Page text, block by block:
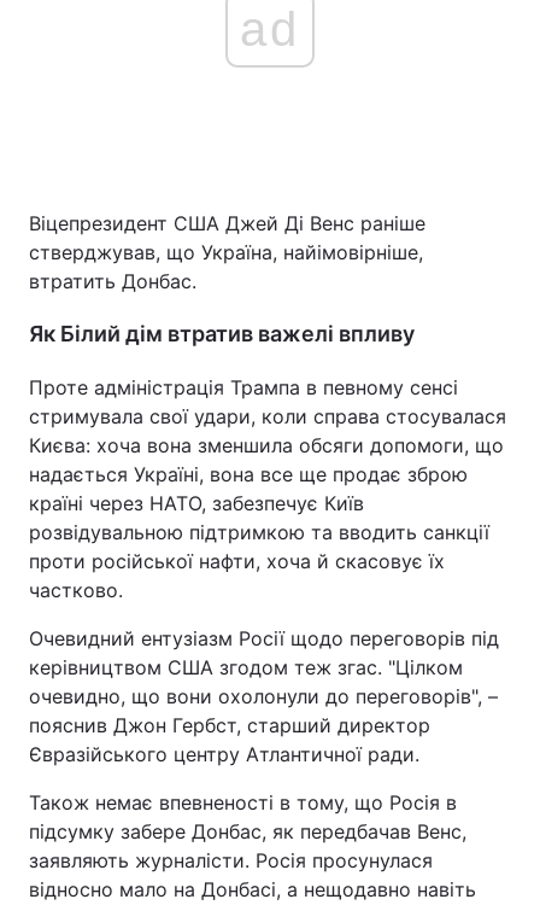
ad
Віцепрезидент США Джей Ді Венс раніше
стверджував, що Україна, найімовірніше,
втратить Донбас.
Як Білий дім втратив важелі впливу
Проте адміністрація Трампа в певному сенсі
стримувала свої удари, коли справа стосувалася
Києва: хоча вона зменшила обсяги допомоги, що
надається Україні, вона все ще продає зброю
країні через НАТО, забезпечує Київ
розвідувальною підтримкою та вводить санкції
проти російської нафти, хоча й скасовує їх
частково.
Очевидний ентузіазм Росії щодо переговорів під
керівництвом США згодом теж згас. "Цілком
очевидно, що вони охолонули до переговорів", –
пояснив Джон Гербст, старший директор
Євразійського центру Атлантичної ради.
Також немає впевненості в тому, що Росія в
підсумку забере Донбас, як передбачав Венс,
заявляють журналісти. Росія просунулася
відносно мало на Донбасі, а нещодавно навіть